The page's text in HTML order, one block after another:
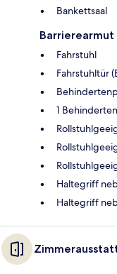
Bankettsaal
Barrierearmut
Fahrstuhl
Fahrstuhltür
1
Haltegriff
Haltegriff